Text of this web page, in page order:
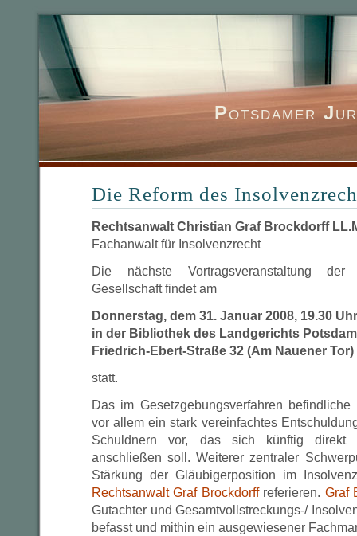
Potsdamer J
Die Reform des
Rechtsanwalt Christian Graf Brockdorff
Fachanwalt für Insolvenzrecht
Die nächste Vortragsveranstaltung der
Gesellschaft findet am
Donnerstag, dem 31. Januar 2008, 19.30
in der Bibliothek des Landgerichts
Friedrich-Ebert-Straße 32 (Am Nauener Tor)
statt.
Das im Gesetzgebungsverfahren
vor allem ein stark vereinfachtes
Schuldnern vor, das sich künftig direkt
anschließen soll. Weiterer zentraler
Stärkung der Gläubigerposition im
Rechtsanwalt Graf Brockdorffreferieren. Graf
Gutachter und Gesamtvollstreckungs-/
befasst und mithin ein ausgewiesener